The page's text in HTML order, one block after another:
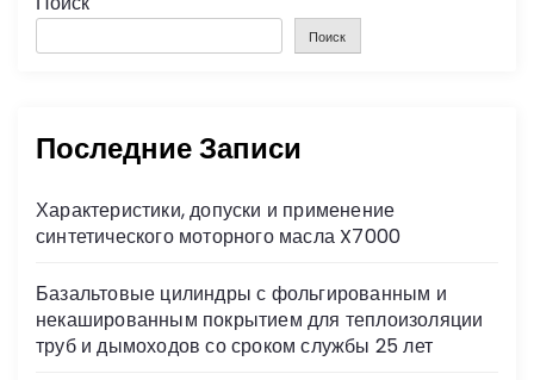
Поиск
Последние Записи
Характеристики, допуски и применение
синтетического моторного масла X7000
Базальтовые цилиндры с фольгированным и
некашированным покрытием для теплоизоляции
труб и дымоходов со сроком службы 25 лет